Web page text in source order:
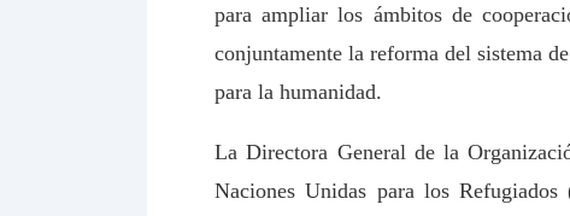
para ampliar los ámbitos de
conjuntamente la reforma del sistema
para la humanidad.
La Directora General de la
Naciones Unidas para los